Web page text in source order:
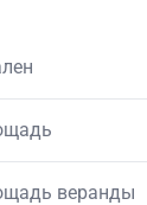
веранды